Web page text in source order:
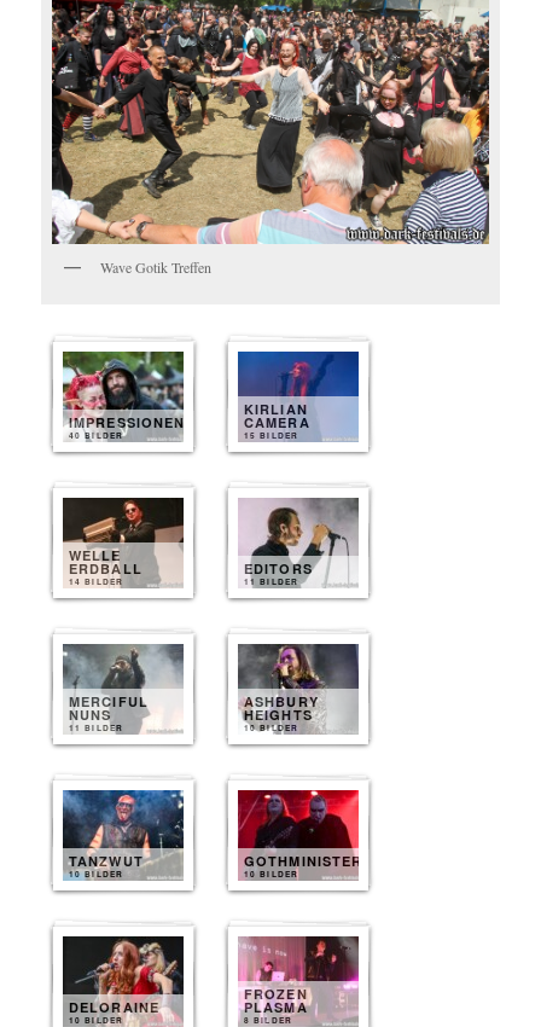
Wave Gotik Treffen
IMPRESSIONEN
40 BILDER
KIRLIAN
CAMERA
15 BILDER
WELLE
ERDBALL
14 BILDER
EDITORS
11 BILDER
MERCIFUL
NUNS
11 BILDER
ASHBURY
HEIGHTS
10 BILDER
TANZWUT
10 BILDER
GOTHMINISTER
10 BILDER
DELORAINE
10 BILDER
FROZEN
PLASMA
8 BILDER